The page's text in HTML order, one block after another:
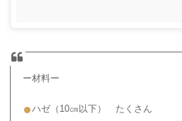
ー材料ー
ハゼ（10㎝以下） たくさん